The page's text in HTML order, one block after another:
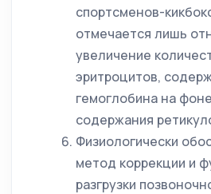
спортсменов-
отмечается лишь
увеличение
эритроцитов,
гемоглобина на
содержания
Физиологически
метод коррекции и
разгрузки